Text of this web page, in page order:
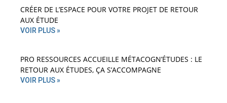
CRÉER DE L’ESPACE POUR VOTRE PROJET DE RETOUR
AUX ÉTUDE
VOIR PLUS »
PRO RESSOURCES ACCUEILLE MÉTACOGN’ÉTUDES : LE
RETOUR AUX ÉTUDES, ÇA S’ACCOMPAGNE
VOIR PLUS »